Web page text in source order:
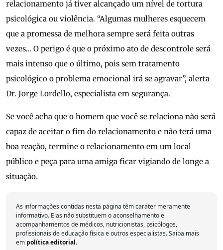
relacionamento já tiver alcançado um nível de tortura
psicológica ou violência. “Algumas mulheres esquecem
que a promessa de melhora sempre será feita outras
vezes… O perigo é que o próximo ato de descontrole será
mais intenso que o último, pois sem tratamento
psicológico o problema emocional irá se agravar”, alerta
Dr. Jorge Lordello, especialista em segurança.
Se você acha que o homem que você se relaciona não será
capaz de aceitar o fim do relacionamento e não terá uma
boa reação, termine o relacionamento em um local
público e peça para uma amiga ficar vigiando de longe a
situação.
As informações contidas nesta página têm caráter meramente
informativo. Elas não substituem o aconselhamento e
acompanhamentos de médicos, nutricionistas, psicólogos,
profissionais de educação física e outros especialistas. Saiba mais
em política editorial.